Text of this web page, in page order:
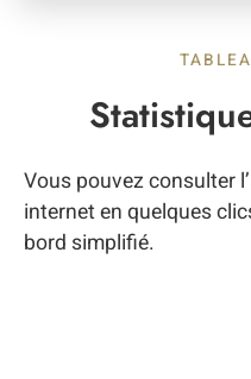
Vous pouvez consulter
internet en quelques
bord simplifié.